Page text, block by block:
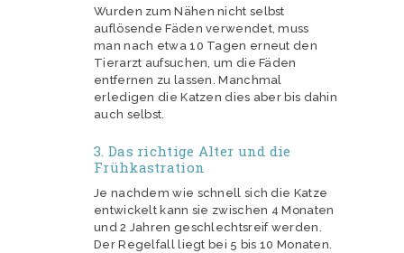
Wurden zum Nähen nicht selbst
auflösende Fäden verwendet, muss
man nach etwa 10 Tagen erneut den
Tierarzt aufsuchen, um die Fäden
entfernen zu lassen. Manchmal
erledigen die Katzen dies aber bis dahin
auch selbst.
3. Das richtige Alter und die
Frühkastration
Je nachdem wie schnell sich die Katze
entwickelt kann sie zwischen 4 Monaten
und 2 Jahren geschlechtsreif werden.
Der Regelfall liegt bei 5 bis 10 Monaten.